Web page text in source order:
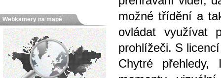
možné třídění a
ovládat využívat
prohlížeči. S
Chytré přehledy,
Webkamery na mapě